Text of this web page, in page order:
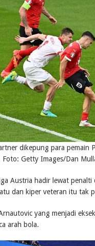
dikepung para pemain
Foto: Getty Images/Dan
Austria hadir lewat penalti
dan kiper veteran itu tak
yang menjadi
arah bola.